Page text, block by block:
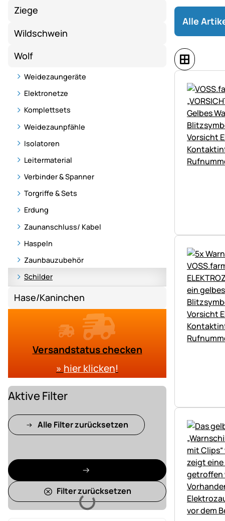
Ziege
Wildschwein
Wolf
Weidezaungeräte
Elektronetze
Komplettsets
Weidezaunpfähle
Isolatoren
Leitermaterial
Verbinder & Spanner
Torgriffe & Sets
Erdung
Zaunanschluss/ Kabel
Haspeln
Zaunbauzubehör
Schilder
Hase/Kaninchen
Versandstatus checken
» hier klicken!
Lädt
Aktive Filter
Alle Filter zurücksetzen
Filter zurücksetzen
Alle